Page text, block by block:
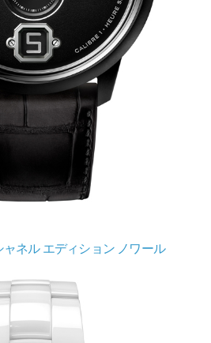
ャネル エディション ノワール